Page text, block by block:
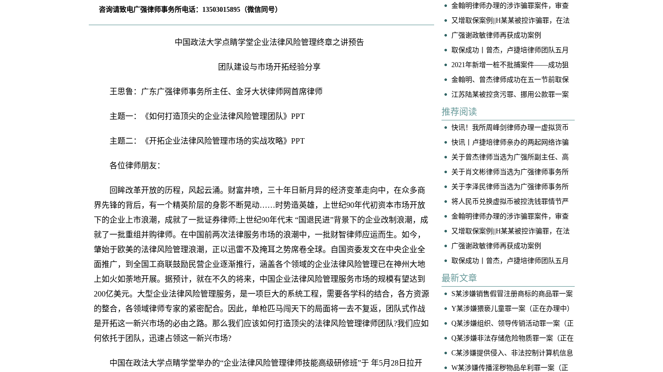
咨询请致电广强律师事务所电话：13503015895（微信同号）
中国政法大学点睛学堂企业法律风险管理终章之讲预告
团队建设与市场开拓经验分享
王思鲁：广东广强律师事务所主任、金牙大状律师网首席律师
主题一：《如何打造顶尖的企业法律风险管理团队》PPT
主题二：《开拓企业法律风险管理市场的实战攻略》PPT
各位律师朋友：
回眸改革开放的历程，风起云涌。财富井喷，三十年日新月异的经济变革走向中，在众多商
界先锋的背后，有一个精英阶层的身影不断晃动……时势造英雄，上世纪90年代初资本市场开放
下的企业上市浪潮，成就了一批证券律师;上世纪90年代末 “国退民进”背景下的企业改制浪潮，成
就了一批重组并购律师。在中国前两次法律服务市场的浪潮中，一批财智律师应运而生。如今，
肇始于欧美的法律风险管理浪潮，正以迅雷不及掩耳之势席卷全球。自国资委发文在中央企业全
面推广，到全国工商联鼓励民营企业逐渐推行，涵盖各个领域的企业法律风险管理已在神州大地
上如火如荼地开展。据预计，就在不久的将来，中国企业法律风险管理服务市场的规模有望达到
200亿美元。大型企业法律风险管理服务，是一项巨大的系统工程，需要各学科的结合，各方资源
的整合，各领域律师专家的紧密配合。因此，单枪匹马闯天下的局面将一去不复返，团队式作战
是开拓这一新兴市场的必由之路。那么我们应该如何打造顶尖的法律风险管理律师团队?我们应如
何依托于团队，迅速占领这一新兴市场?
中国在政法大学点睛学堂举办的“企业法律风险管理律师技能高级研修班”于 年5月28日拉开
重，我是如何争取到全案减轻处罚的！
​金翰明律师办理的涉诈骗罪案件，审查
起诉阶段当事人成功取保
又增取保案例||H某某被控诈骗罪，在法
院阶段获得取保候审
广强谢政敏律师再获成功案例
取保成功丨曾杰，卢捷培律师团队五月
底连续两起案件成功取保
2021年新增一桩不批捕案件——成功狙
击“仙人跳”
金翰明、曾杰律师成功在五一节前取保
一名诈骗案当事人
江苏陆某被控贪污罪、挪用公款罪一案
(挪用公款罪不成立)
推荐阅读
快讯！我所周峰剑律师办理一虚拟货币
交易所帮信案获判免于处罚
快讯丨卢捷培律师亲办的两起网络诈骗
案获不起诉！
关于曾杰律师当选为广强所副主任、高
级合伙人的公告
关于肖文彬律师当选为广强律师事务所
副主任、高级合伙人的公告
关于李泽民律师当选为广强律师事务所
执行主任的公告
将人民币兑换虚拟币被控洗钱罪情节严
重，我是如何争取到全案减轻处罚的！
​金翰明律师办理的涉诈骗罪案件，审查
起诉阶段当事人成功取保
又增取保案例||H某某被控诈骗罪，在法
院阶段获得取保候审
广强谢政敏律师再获成功案例
取保成功丨曾杰，卢捷培律师团队五月
底连续两起案件成功取保
最新文章
S某涉嫌销售假冒注册商标的商品罪一案
（正在办理中）
Y某涉嫌猥亵儿童罪一案（正在办理中）
​Q某涉嫌组织、领导传销活动罪一案（正
在办理中）
Q某涉嫌非法存储危险物质罪一案（正在
办理中）
C某涉嫌提供侵入、非法控制计算机信息
系统程序、工具罪一案（正在办理中）
W某涉嫌传播淫秽物品牟利罪一案（正